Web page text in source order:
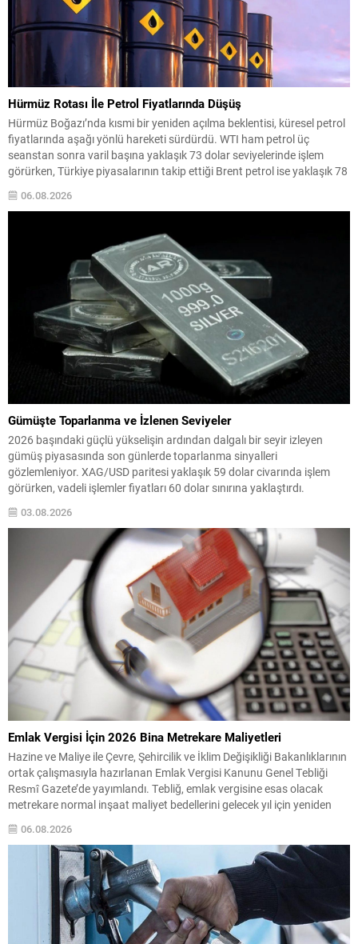
Hürmüz Rotası İle Petrol Fiyatlarında Düşüş
Hürmüz Boğazı’nda kısmi bir yeniden açılma beklentisi, küresel petrol
fiyatlarında aşağı yönlü hareketi sürdürdü. WTI ham petrol üç
seanstan sonra varil başına yaklaşık 73 dolar seviyelerinde işlem
görürken, Türkiye piyasalarının takip ettiği Brent petrol ise yaklaşık 78
dolar civarındaydı. İran ile Umman arasında varılan ve Hürmüz
üzerinden alternatif bir nakliye...
06.08.2026
Gümüşte Toparlanma ve İzlenen Seviyeler
2026 başındaki güçlü yükselişin ardından dalgalı bir seyir izleyen
gümüş piyasasında son günlerde toparlanma sinyalleri
gözlemleniyor. XAG/USD paritesi yaklaşık 59 dolar civarında işlem
görürken, vadeli işlemler fiyatları 60 dolar sınırına yaklaştırdı.
Piyasalarda iki yönlü etki öne çıkıyor: jeopolitik risklerin hafiflemesi ve
finansal koşullardaki yumuşama, kıymetli metallerin cazibesini artırdı.
03.08.2026
Emlak Vergisi İçin 2026 Bina Metrekare Maliyetleri
Hazine ve Maliye ile Çevre, Şehircilik ve İklim Değişikliği Bakanlıklarının
ortak çalışmasıyla hazırlanan Emlak Vergisi Kanunu Genel Tebliği
Resmî Gazete’de yayımlandı. Tebliğ, emlak vergisine esas olacak
metrekare normal inşaat maliyet bedellerini gelecek yıl için yeniden
maliyetlerinin hem asgari hem de azami sınırları...
06.08.2026